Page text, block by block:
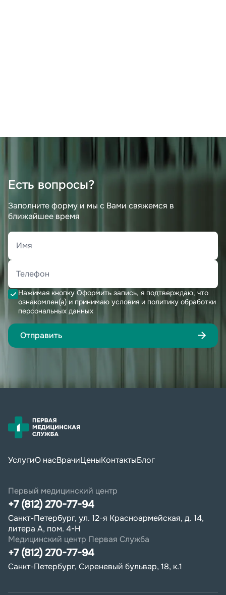
Есть вопросы?
Заполните форму и мы с Вами свяжемся в
ближайшее время
Нажимая кнопку Оформить запись, я подтверждаю, что
ознакомлен(а) и принимаю условия и политику обработки
персональных данных
Отправить
УслугиО насВрачиЦеныКонтактыБлог
Первый медицинский центр
+7 (812) 270-77-94
Санкт-Петербург, ул. 12-я Красноармейская, д. 14,
литера А, пом. 4-Н
Медицинский центр Первая Служба
+7 (812) 270-77-94
Санкт-Петербург, Сиреневый бульвар, 18, к.1